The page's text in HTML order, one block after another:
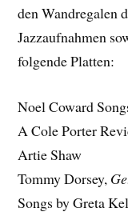
den Wandregalen
Jazzaufnahmen
folgende Platten:
Noel Coward
A Cole Porter
Artie Shaw
Tommy Dorsey,
Songs by Greta